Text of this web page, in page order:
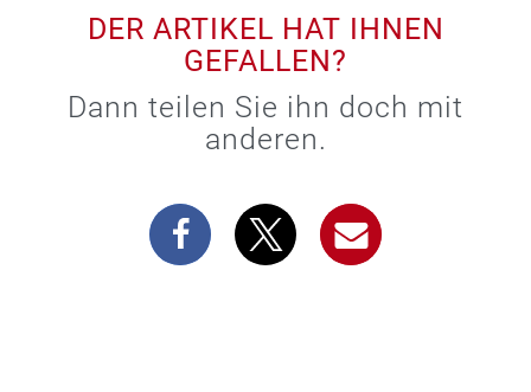
DER ARTIKEL HAT IHNEN
GEFALLEN?
Dann teilen Sie ihn doch mit
anderen.